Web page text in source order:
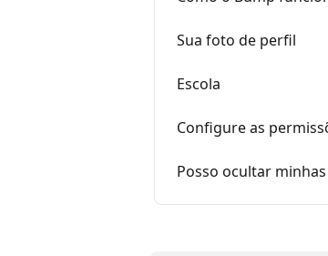
Sua foto de perfil
Escola
Configure as
Posso ocultar